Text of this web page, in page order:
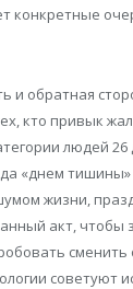
конкретные
и обратная
кто привык
людей 26
«днем тишины»
жизни,
акт, чтобы
сменить
советуют